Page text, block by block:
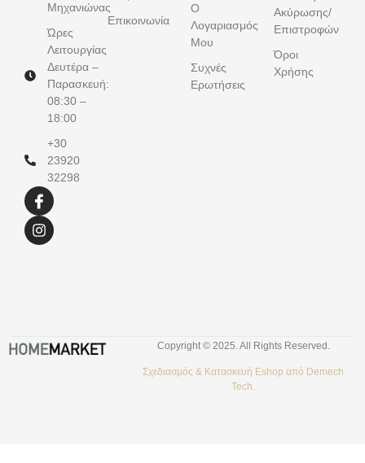
Μηχανιώνας
Ώρες
Λειτουργίας
Δευτέρα –
Παρασκευή:
08:30 –
18:00
+30
23920
32298
Επικοινωνία
Ο
Λογαριασμός
Μου
Συχνές
Ερωτήσεις
Ακύρωσης/
Επιστροφών
Όροι
Χρήσης
Copyright © 2025. All Rights Reserved.
Σχεδιασμός & Κατασκευή Eshop από Demech
Tech.